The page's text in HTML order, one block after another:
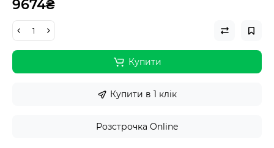
9674₴
Купити
Купити в 1 клік
Розстрочка Online